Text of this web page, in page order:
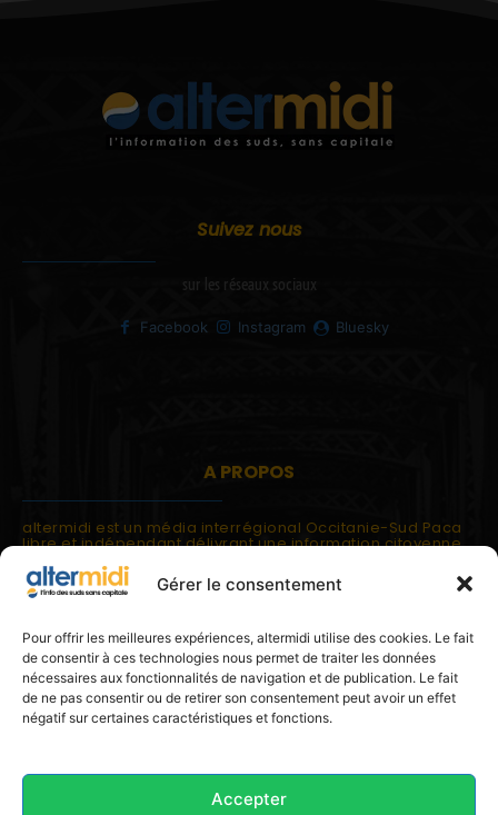
Gérer le consentement
Pour offrir les meilleures expériences, altermidi utilise des cookies. Le fait
de consentir à ces technologies nous permet de traiter les données
nécessaires aux fonctionnalités de navigation et de publication. Le fait
de ne pas consentir ou de retirer son consentement peut avoir un effet
négatif sur certaines caractéristiques et fonctions.
Accepter
Suivez nous
sur les réseaux sociaux
Facebook Instagram Bluesky
A PROPOS
altermidi est un média interrégional Occitanie-Sud Paca
libre et indépendant délivrant une information citoyenne
altermidi est ouvert sur les suds, la méditerranée,
altermidi aborde des thématiques globales évaluées à
partir des constats de terrain ou d'analyses à l'échelon
local.
altermidi c'est l'information capitale, sans capitale.